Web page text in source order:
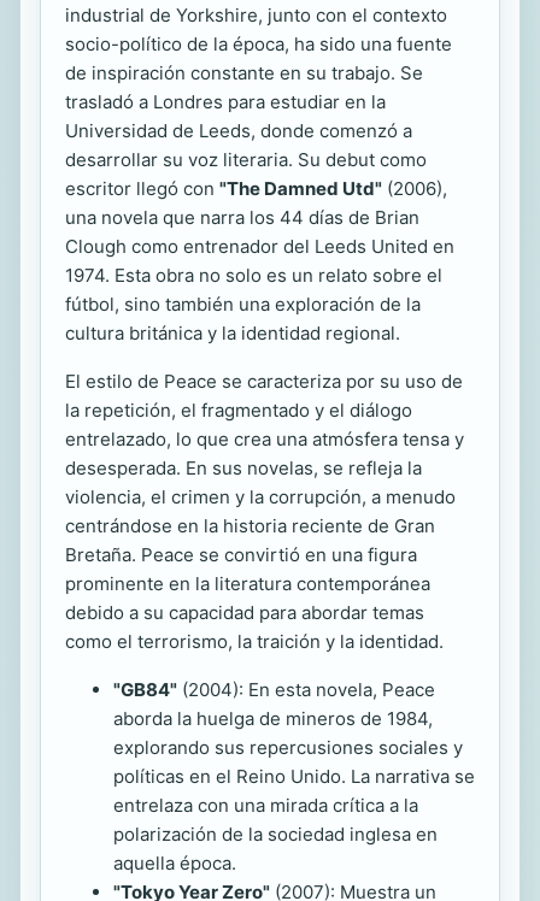
industrial de Yorkshire, junto con el contexto
socio-político de la época, ha sido una fuente
de inspiración constante en su trabajo. Se
trasladó a Londres para estudiar en la
Universidad de Leeds, donde comenzó a
desarrollar su voz literaria. Su debut como
escritor llegó con "The Damned Utd" (2006),
una novela que narra los 44 días de Brian
Clough como entrenador del Leeds United en
1974. Esta obra no solo es un relato sobre el
fútbol, sino también una exploración de la
cultura británica y la identidad regional.
El estilo de Peace se caracteriza por su uso de
la repetición, el fragmentado y el diálogo
entrelazado, lo que crea una atmósfera tensa y
desesperada. En sus novelas, se refleja la
violencia, el crimen y la corrupción, a menudo
centrándose en la historia reciente de Gran
Bretaña. Peace se convirtió en una figura
prominente en la literatura contemporánea
debido a su capacidad para abordar temas
como el terrorismo, la traición y la identidad.
"GB84" (2004): En esta novela, Peace
aborda la huelga de mineros de 1984,
explorando sus repercusiones sociales y
políticas en el Reino Unido. La narrativa se
entrelaza con una mirada crítica a la
polarización de la sociedad inglesa en
aquella época.
"Tokyo Year Zero" (2007): Muestra un